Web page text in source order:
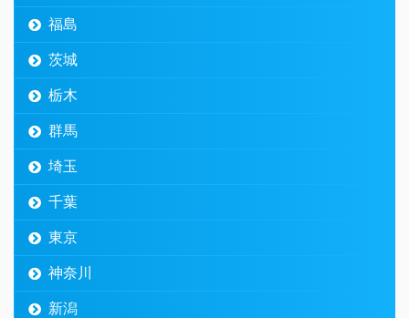
福島
茨城
栃木
群馬
埼玉
千葉
東京
神奈川
新潟